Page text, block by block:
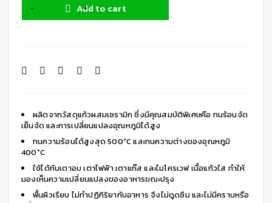
ผลิตจากวัสดุแก้วผสมเซรามิก ซึ่งมีคุณสมบัติพิเศษคือ ทนร้อนจัด
เย็นจัด และการเปลี่ยนแปลงอุณหภูมิได้สูง
ทนความร้อนได้สูงสุด 500°C และทนความต่างของอุณหภูมิ
400°C
ใช้ได้กับเตาอบ เตาไฟฟ้า เตาแก๊ส และไมโครเวฟ เนื้อแก้วใส ทำให้
มองเห็นความเปลี่ยนแปลงของอาหารขณะปรุง
พื้นผิวเรียบ ไม่ทำปฏิกิริยากับอาหาร จึงไม่ดูดซึม และไม่มีคราบหรือ
Add to cart